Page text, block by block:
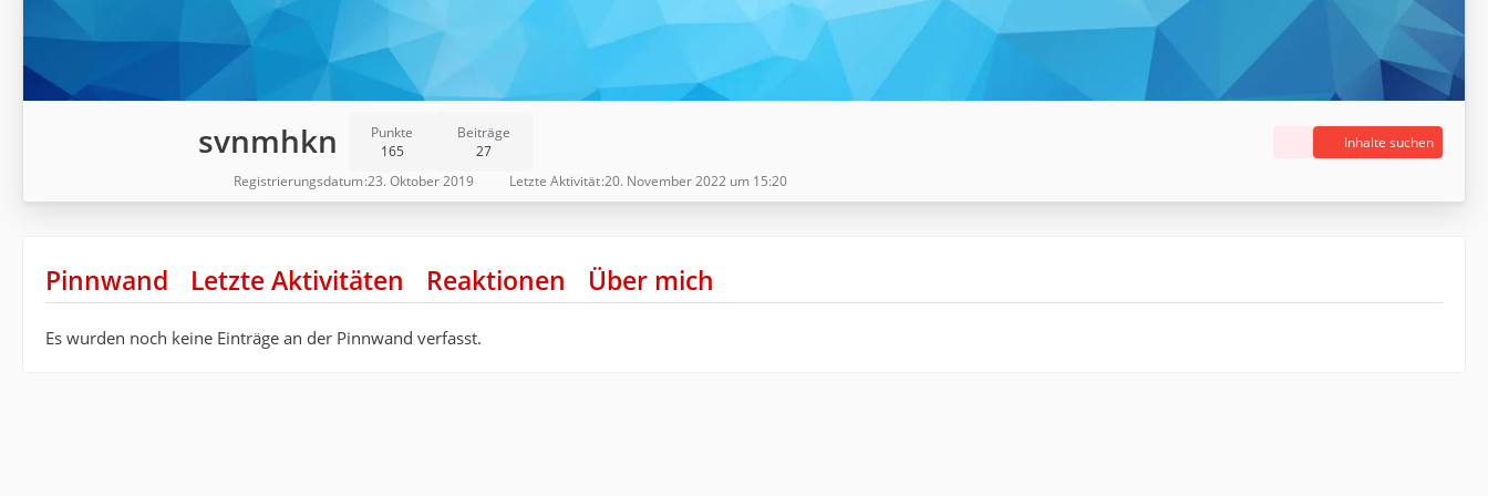
svnmhkn
Punkte
165
Beiträge
27
Inhalte suchen
Registrierungsdatum 23. Oktober 2019 Letzte Aktivität 20. November 2022 um 15:20
Pinnwand Letzte Aktivitäten Reaktionen Über mich
Es wurden noch keine Einträge an der Pinnwand verfasst.